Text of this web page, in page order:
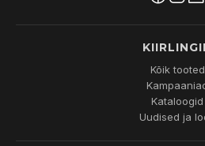
Kõik tooted
Kataloogid
Uudised ja